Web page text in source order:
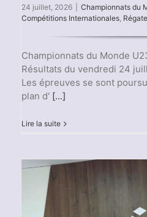
24 juillet, 2026 Championnats du
Compétitions Internationales,
Championnats du Monde
Résultats du vendredi 24
Les épreuves se sont
plan d' [...]
Lire la suite